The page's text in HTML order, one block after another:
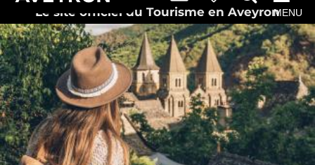
Le site officiel du Tourisme en AveyronMENU